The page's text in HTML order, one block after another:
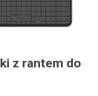
z rantem do